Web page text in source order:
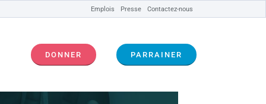
Emplois Presse Contactez-nous
DONNER PARRAINER